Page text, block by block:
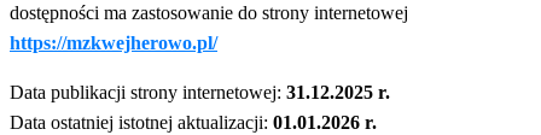
dostępności ma zastosowanie do strony internetowej
https://mzkwejherowo.pl/
Data publikacji strony internetowej: 31.12.2025 r.
Data ostatniej istotnej aktualizacji: 01.01.2026 r.